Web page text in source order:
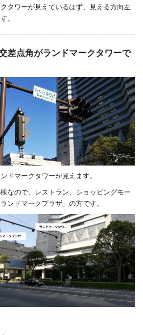
タワーが見えているはず、見える方向左
。
差点角がランドマークタワーで
ドマークタワーが見えます。
なので、レストラン、ショッピングモー
ンドマークプラザ」の方です。